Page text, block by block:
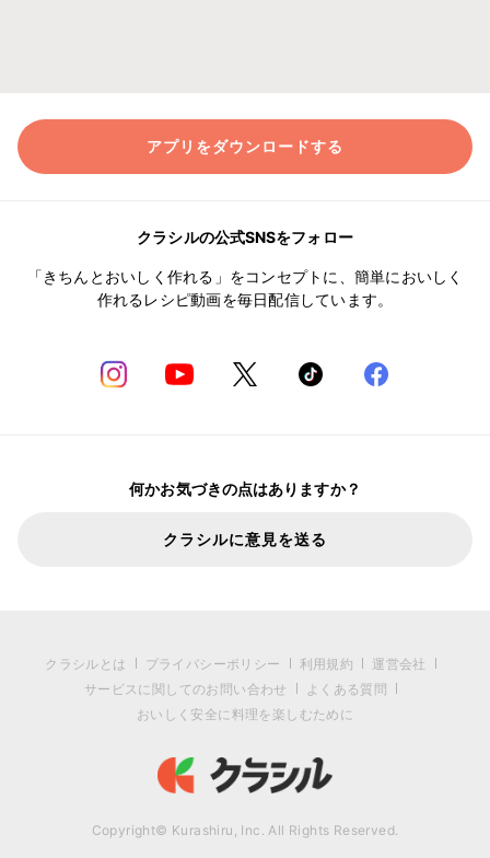
アプリをダウンロードする
クラシルの公式SNSをフォロー
「きちんとおいしく作れる」をコンセプトに、簡単においしく
作れるレシピ動画を毎日配信しています。
何かお気づきの点はありますか？
クラシルに意見を送る
クラシルとは プライバシーポリシー 利用規約
運営会社
サービスに関してのお問い合わせ
よくある質問
おいしく安全に料理を楽しむために
Copyright© Kurashiru, Inc. All Rights Reserved.